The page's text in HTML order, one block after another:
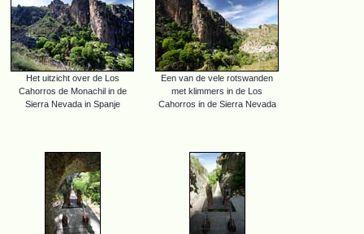
Het uitzicht over de Los
Cahorros de Monachil in de
Sierra Nevada in Spanje
Een van de vele rotswanden
met klimmers in de Los
Cahorros in de Sierra Nevada